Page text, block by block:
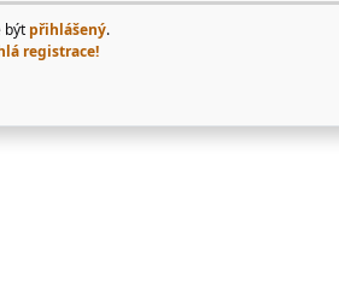
být přihlášený.
registrace!